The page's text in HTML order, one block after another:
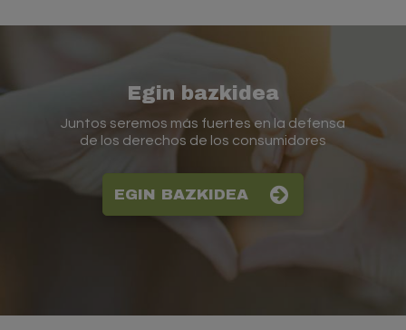
Egin bazkidea
Juntos seremos más fuertes en la defensa
de los derechos de los consumidores
EGIN BAZKIDEA